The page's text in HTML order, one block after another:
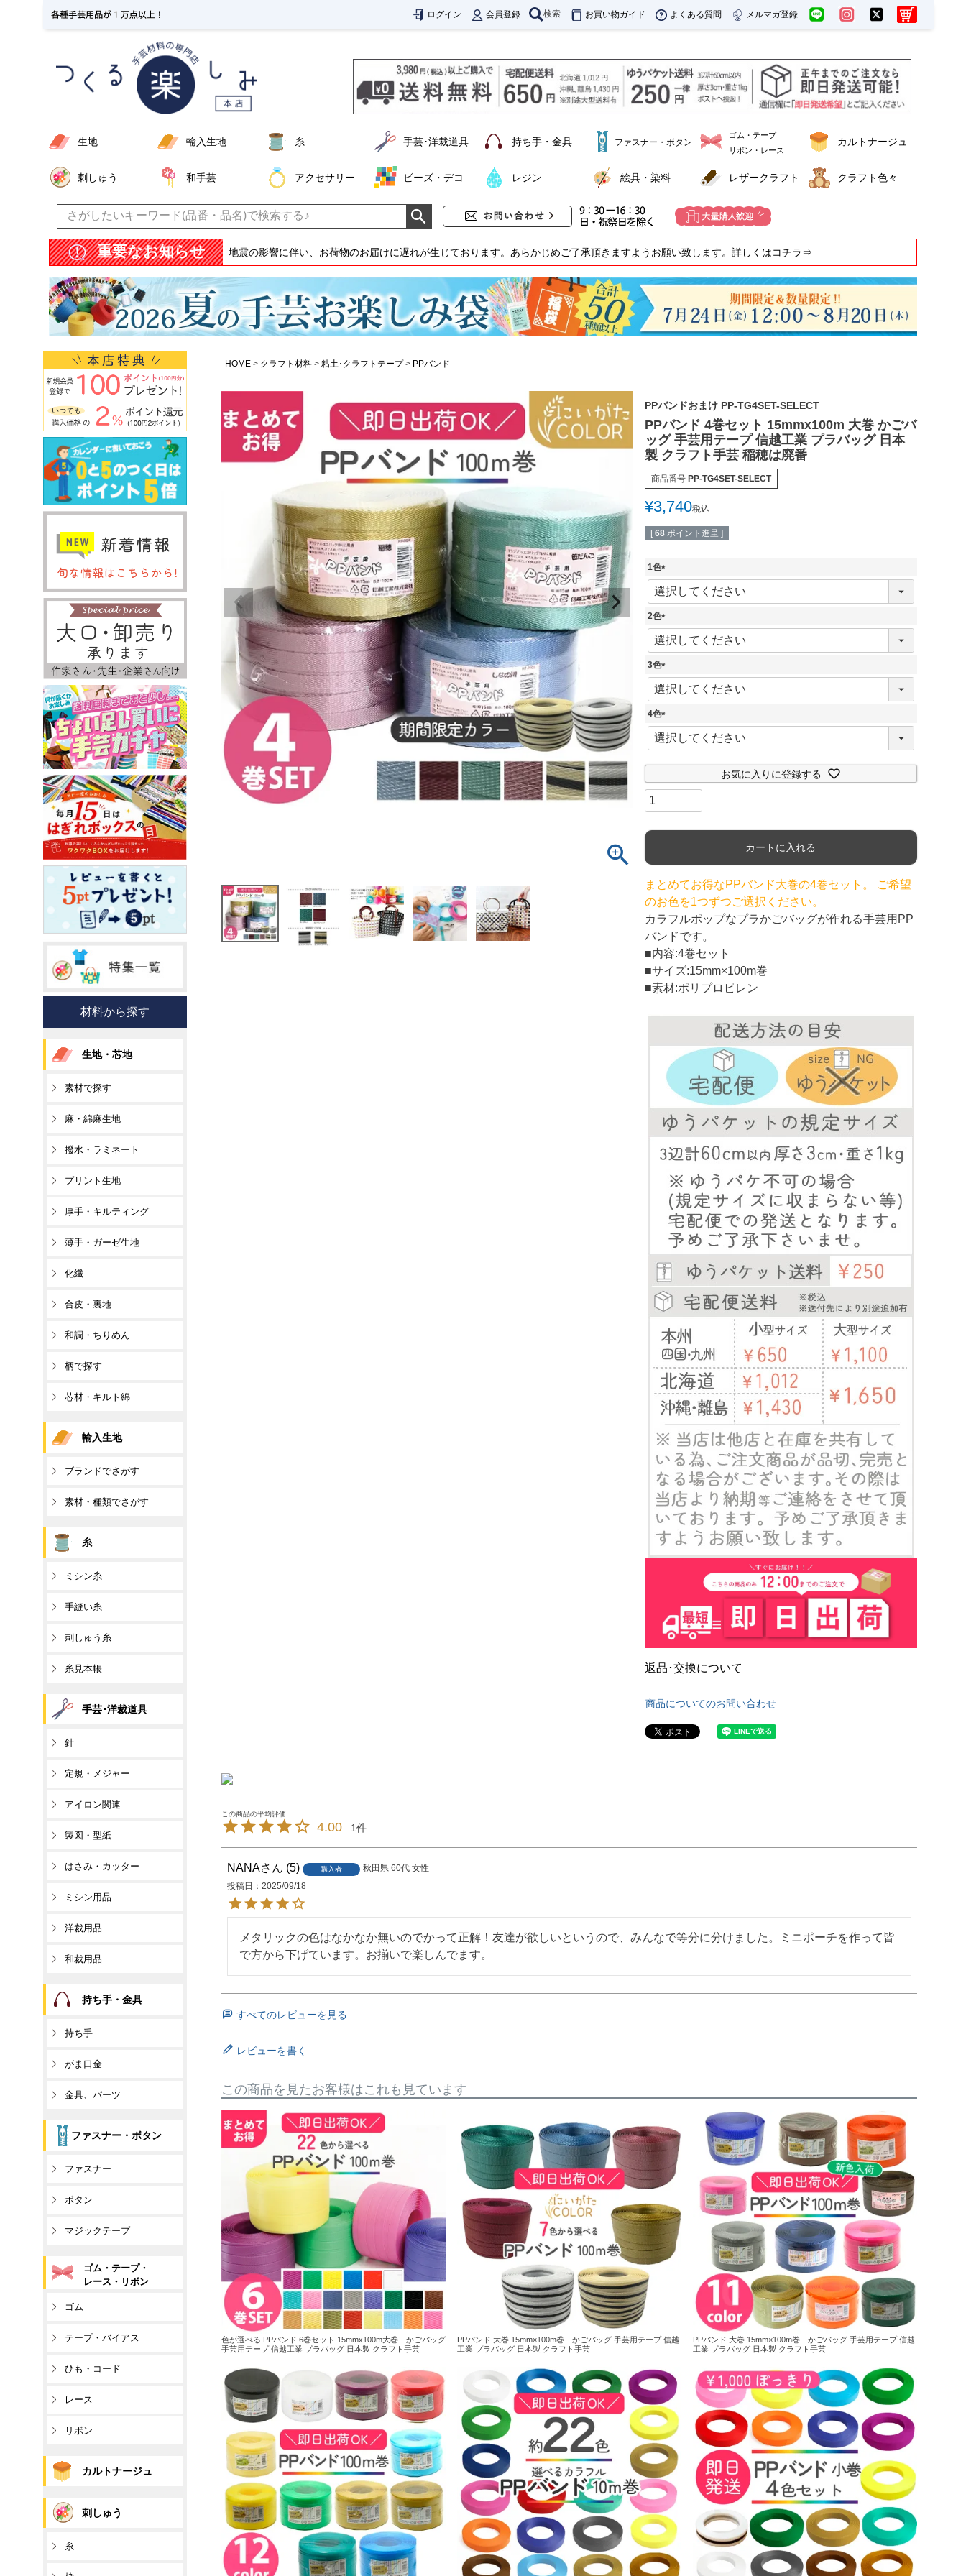
ログイン 会員登録 検索 お買い物ガイド よくある質問 メルマガ登録
生地 輸入生地 糸 手芸･洋裁道具 持ち手・金具 ファスナー・ボタン
ゴム・テープ
リボン・レース
カルトナージュ
刺しゅう 和手芸 アクセサリー ビーズ・デコ レジン 絵具・染料 レザークラフト クラフト色々
重要なお知らせ 地震の影響に伴い、お荷物のお届けに遅れが生じております。あらかじめご了承頂きますようお願い致します。詳しくはコチラ⇒
HOME クラフト材料 粘土･クラフトテープ PPバンド
PPバンドおまけ PP-TG4SET-SELECT
PPバンド 4巻セット 15mmx100m 大巻 かごバ
ッグ 手芸用テープ 信越工業 プラバッグ 日本
製 クラフト手芸 稲穂は廃番
商品番号 PP-TG4SET-SELECT
¥3,740税込
[ 68 ポイント進呈 ]
1色
(
必
)
2色
(
必
)
3色
(
必
)
4色
(
必
)
お気に入りに登録する
カートに入れる
まとめてお得なPPバンド大巻の4巻セット。 ご希望
のお色を1つずつご選択ください。
カラフルポップなプラかごバッグが作れる手芸用PP
バンドです。
■内容:4巻セット
■サイズ:15mm×100m巻
■素材:ポリプロピレン
返品･交換について
商品についてのお問い合わせ
4.00 1
NANA 5 購入者 秋田県 60代 女性
投稿日
2025/09/18
メタリックの色はなかなか無いのでかって正解！友達が欲しいというので、みんなで等分に分けました。ミニポーチを作って皆
で方から下げています。お揃いで楽しんでます。
すべてのレビューを見る
レビューを書く
この商品を見たお客様はこれも見ています
色が選べる PPバンド 6巻セット 15mmx100m大巻 かごバッグ
手芸用テープ 信越工業 プラバッグ 日本製 クラフト手芸
PPバンド 大巻 15mm×100m巻 かごバッグ 手芸用テープ 信越
工業 プラバッグ 日本製 クラフト手芸
PPバンド 大巻 15mm×100m巻 かごバッグ 手芸用テープ 信越
工業 プラバッグ 日本製 クラフト手芸
材料から探す
生地・芯地
素材で探す
麻・綿麻生地
撥水・ラミネート
プリント生地
厚手・キルティング
薄手・ガーゼ生地
化繊
合皮・裏地
和調・ちりめん
柄で探す
芯材・キルト綿
輸入生地
ブランドでさがす
素材・種類でさがす
糸
ミシン糸
手縫い糸
刺しゅう糸
糸見本帳
手芸･洋裁道具
針
定規・メジャー
アイロン関連
製図・型紙
はさみ・カッター
ミシン用品
洋裁用品
和裁用品
持ち手・金具
持ち手
がま口金
金具、パーツ
ファスナー・ボタン
ファスナー
ボタン
マジックテープ
ゴム・テープ・
レース・リボン
ゴム
テープ・バイアス
ひも・コード
レース
リボン
カルトナージュ
刺しゅう
糸